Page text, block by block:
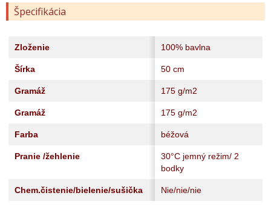
Špecifikácia
Zloženie 100% bavlna
Šírka 50 cm
Gramáž 175 g/m2
Gramáž 175 g/m2
Farba béžová
Pranie /žehlenie
30°C jemný režim/ 2
bodky
Chem.čistenie/bielenie/sušička Nie/nie/nie